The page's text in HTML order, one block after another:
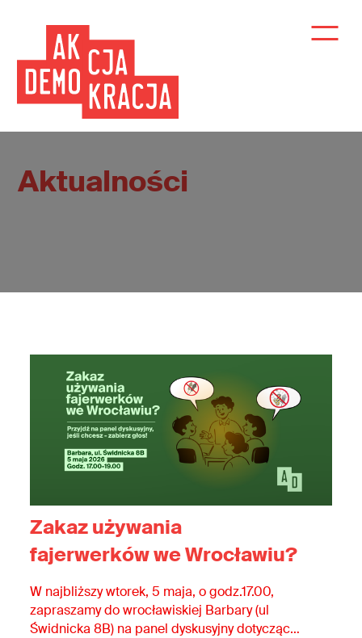
Aktualności
Zakaz używania
fajerwerków we Wrocławiu?
W najbliższy wtorek, 5 maja, o godz.17.00,
zapraszamy do wrocławiskiej Barbary (ul
Świdnicka 8B) na panel dyskusyjny dotyczący